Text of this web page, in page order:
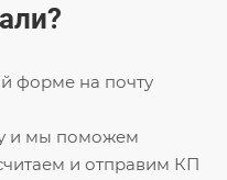
форме на почту
и мы поможем
и отправим КП